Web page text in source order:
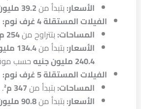
الأسعار: بتبدأ من39.2 مليون جنيه
الفيلات المستقلة 4 غرف نوم:
المساحات: بتتراوح من254 م² إلى 279 م²
الأسعار: بتبدأ من134.4 مليون جنيه
240.4 مليون جنيه
حسب
الفيلات المستقلة 5 غرف نوم:
المساحات: بتبدأ من347 م²
.
الأسعار: بتبدأ من90.8 مليون جنيه